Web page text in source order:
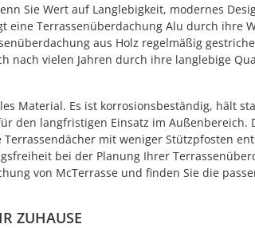
Sie Wert auf Langlebigkeit, modernes
Terrassenüberdachung Alu durch ihre
aus Holz regelmäßig
nach vielen Jahren durch ihre langlebige
Material. Es ist korrosionsbeständig, hält
den langfristigen Einsatz im Außenbereich.
mit weniger Stützpfosten
bei der Planung Ihrer
von McTerrasse und finden Sie die
ZUHAUSE